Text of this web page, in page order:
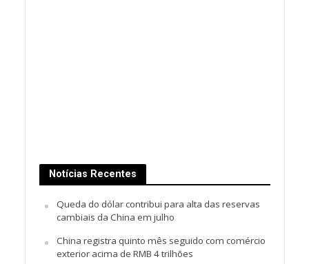
Notícias Recentes
Queda do dólar contribui para alta das reservas
cambiais da China em julho
China registra quinto mês seguido com comércio
exterior acima de RMB 4 trilhões